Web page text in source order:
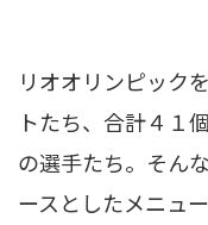
リオオリンピック
トたち、合計４１
の選手たち。そん
ースとしたメニュー